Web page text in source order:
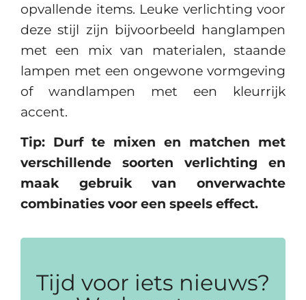
opvallende items. Leuke verlichting voor
deze stijl zijn bijvoorbeeld hanglampen
met een mix van materialen, staande
lampen met een ongewone vormgeving
of wandlampen met een kleurrijk
accent.
Tip: Durf te mixen en matchen met
verschillende soorten verlichting en
maak gebruik van onverwachte
combinaties voor een speels effect.
Tijd voor iets nieuws?